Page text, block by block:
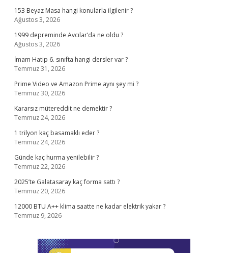
153 Beyaz Masa hangi konularla ilgilenir ?
Ağustos 3, 2026
1999 depreminde Avcılar’da ne oldu ?
Ağustos 3, 2026
İmam Hatip 6. sınıfta hangi dersler var ?
Temmuz 31, 2026
Prime Video ve Amazon Prime aynı şey mi ?
Temmuz 30, 2026
Kararsız mütereddit ne demektir ?
Temmuz 24, 2026
1 trilyon kaç basamaklı eder ?
Temmuz 24, 2026
Günde kaç hurma yenilebilir ?
Temmuz 22, 2026
2025’te Galatasaray kaç forma sattı ?
Temmuz 20, 2026
12000 BTU A++ klima saatte ne kadar elektrik yakar ?
Temmuz 9, 2026